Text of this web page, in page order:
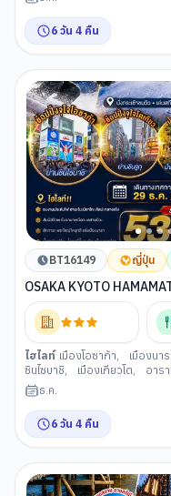
เมืองทาคายาม่า
งมัตสึโมโตะ, ปราสาทมัตสึโมโตะ
ขาปูยักษ์, การเรียนพิธีชงชาญี่ปุ่น
6 วัน 4 คืน
BT16149 ญี่ปุ่น
OSAKA KYOTO
BY VN -- 29 DEC'26 -
วิว สองเสน่ห์ รับปีใหม่
ไฮไลท์ เมืองโอซาก้า, เมืองนา
ซินไซบาชิ, เมืองเกียวโต, อาร
ช้อปปิ้งอาราชิยาม่า
มัตสึ
โตะ, งานประดับไฟฮานะโนะมิยาโก
แมวยักษ์ 3 มิติ พร้อมช้อปปิ้ง ย่าน
ธ.ค.
6 วัน 4 คืน